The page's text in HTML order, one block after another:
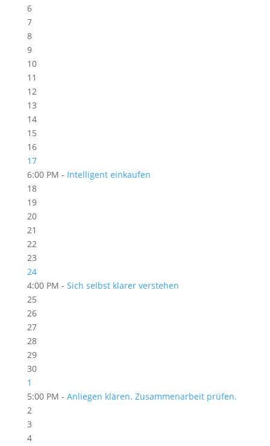
6
7
8
9
10
11
12
13
14
15
16
17
6:00 PM - Intelligent einkaufen
18
19
20
21
22
23
24
4:00 PM - Sich selbst klarer verstehen
25
26
27
28
29
30
1
5:00 PM - Anliegen klären. Zusammenarbeit prüfen.
2
3
4